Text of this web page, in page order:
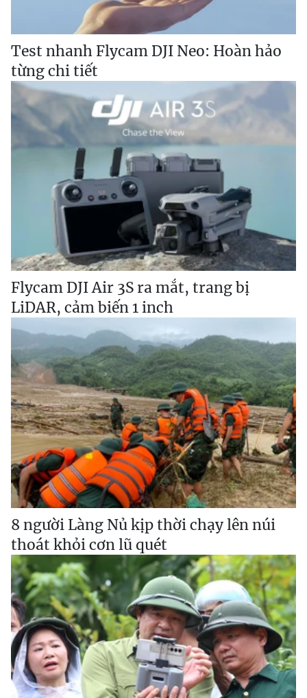
Test nhanh Flycam DJI Neo: Hoàn hảo
từng chi tiết
Flycam DJI Air 3S ra mắt, trang bị
LiDAR, cảm biến 1 inch
8 người Làng Nủ kịp thời chạy lên núi
thoát khỏi cơn lũ quét